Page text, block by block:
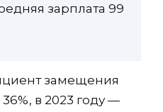
зарплата 99
замещения
в 2023 году —